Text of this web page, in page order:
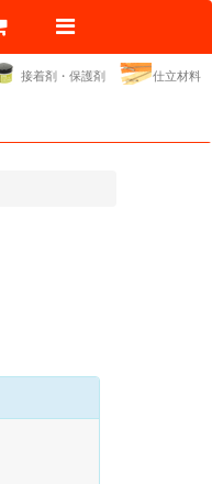
接着剤・保護剤 仕立材料